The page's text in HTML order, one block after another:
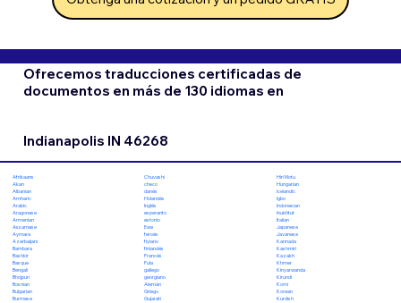
Ofrecemos traducciones certificadas de
documentos en más de 130 idiomas en
Indianapolis IN 46268
Afrikaans
Akan
Albanian
Amharic
Arabic
Aragonese
Armenian
Assamese
Aymara
Azerbaijani
Bambara
Bashkir
Basque
Bengali
Bhojpuri
Bosnian
Bulgarian
Burmese
Chuvashi
checo
danés
Holandés
Inglés
esperanto
estonio
Ewe
feroés
fiyiano
finlandés
Francés
Fula
gallego
georgiano
Alemán
Griego
Gujarati
Hiri Motu
Hungarian
Icelandic
Igbo
Indonesian
Inuktitut
Italian
Japanese
Javanese
Kannada
Kashmiri
Kazakh
Khmer
Kinyarwanda
Kirundi
Komi
Korean
Kurdish